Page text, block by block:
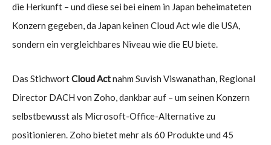
die Herkunft – und diese sei bei einem in Japan beheimateten
Konzern gegeben, da Japan keinen Cloud Act wie die USA,
sondern ein vergleichbares Niveau wie die EU biete.
Das StichwortCloud Actnahm Suvish Viswanathan, Regional
Director DACH von Zoho, dankbar auf – um seinen Konzern
selbstbewusst als Microsoft-Office-Alternative zu
positionieren. Zoho bietet mehr als 60 Produkte und 45